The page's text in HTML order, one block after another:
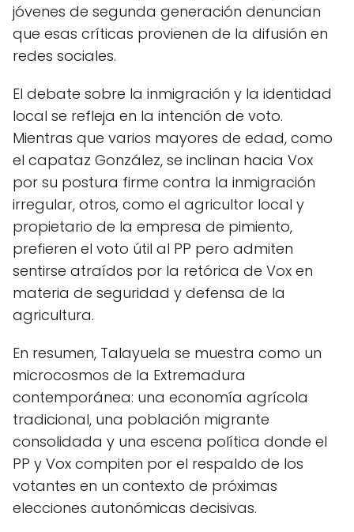
jóvenes de segunda generación denuncian
que esas críticas provienen de la difusión en
redes sociales.
El debate sobre la inmigración y la identidad
local se refleja en la intención de voto.
Mientras que varios mayores de edad, como
el capataz González, se inclinan hacia Vox
por su postura firme contra la inmigración
irregular, otros, como el agricultor local y
propietario de la empresa de pimiento,
prefieren el voto útil al PP pero admiten
sentirse atraídos por la retórica de Vox en
materia de seguridad y defensa de la
agricultura.
En resumen, Talayuela se muestra como un
microcosmos de la Extremadura
contemporánea: una economía agrícola
tradicional, una población migrante
consolidada y una escena política donde el
PP y Vox compiten por el respaldo de los
votantes en un contexto de próximas
elecciones autonómicas decisivas.